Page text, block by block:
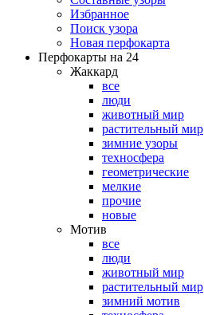
Избранное
Поиск узора
Новая перфокарта
Перфокарты на 24
Жаккард
все
люди
животный мир
растительный мир
зимние узоры
техносфера
геометрические
мелкие
прочие
новые
Мотив
все
люди
животный мир
растительный мир
зимний мотив